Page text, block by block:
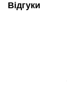
Відгуки